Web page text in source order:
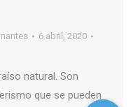
6 abril, 2020
natural. Son
que se pueden